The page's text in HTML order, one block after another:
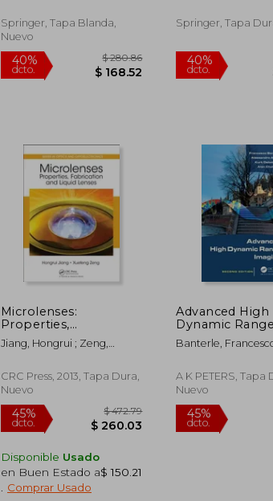
Springer, Tapa Blanda,
Nuevo
40%
dcto.
Springer, Tapa
40%
dcto.
Microlenses:
Properties,
Fabrication and Liquid
Lenses (en Inglés)
Jiang, Hongrui ; Zeng,
CRC Press, 2013, Tapa Dura,
Nuevo
Disponible Usado
en Buen Estado a$ 150.21
Comprar Usado
Advanced High
Dynamic Range
Imaging (en
Banterle,
Kurt
A K PETERS, Tapa
Nuevo